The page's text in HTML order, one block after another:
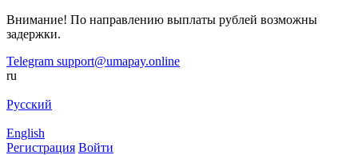
Внимание! По направлению выплаты рублей возможны
задержки.
Telegram support@umapay.online
ru
Русский
English
Регистрация Войти